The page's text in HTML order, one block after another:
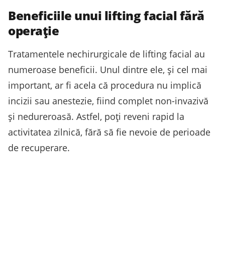
Beneficiile unui lifting facial fără
operație
Tratamentele nechirurgicale de lifting facial au
numeroase beneficii. Unul dintre ele, și cel mai
important, ar fi acela că procedura nu implică
incizii sau anestezie, fiind complet non-invazivă
și nedureroasă. Astfel, poți reveni rapid la
activitatea zilnică, fără să fie nevoie de perioade
de recuperare.